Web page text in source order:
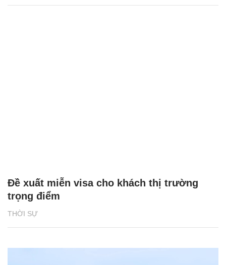
THỜI SỰ
Đề xuất miễn visa cho khách thị trường
trọng điểm